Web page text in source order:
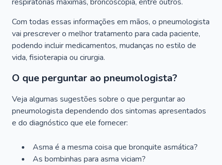
Com todas essas informações em mãos, o pneumologista
vai prescrever o melhor tratamento para cada paciente,
podendo incluir medicamentos, mudanças no estilo de
vida, fisioterapia ou cirurgia.
O que perguntar ao pneumologista?
Veja algumas sugestões sobre o que perguntar ao
pneumologista dependendo dos sintomas apresentados
e do diagnóstico que ele fornecer:
Asma é a mesma coisa que bronquite asmática?
As bombinhas para asma viciam?